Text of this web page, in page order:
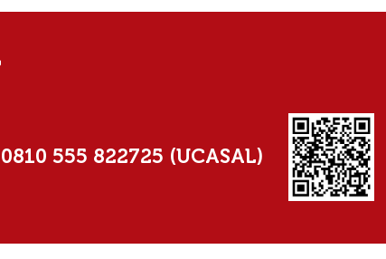
0810 555 822725 (UCASAL)